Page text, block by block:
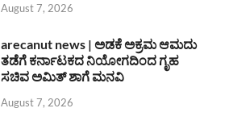
August 7, 2026
arecanut news | ಅಡಕೆ ಅಕ್ರಮ ಆಮದು
ತಡೆಗೆ ಕರ್ನಾಟಕದ ನಿಯೋಗದಿಂದ ಗೃಹ
ಸಚಿವ ಅಮಿತ್ ಶಾಗೆ ಮನವಿ
August 7, 2026